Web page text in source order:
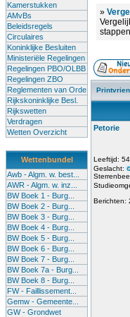
Kamerstukken
AMvBs
Beleidsregels
Circulaires
Koninklijke Besluiten
Ministeriële Regelingen
Regelingen PBO/OLBB
Regelingen ZBO
Reglementen van Orde
Rijkskoninklijke Besl.
Rijkswetten
Verdragen
Wetten Overzicht
Wettenbundel
Awb - Algm. w. best...
AWR - Algm. w. inz...
BW Boek 1 - Burg...
BW Boek 2 - Burg...
BW Boek 3 - Burg...
BW Boek 4 - Burg...
BW Boek 5 - Burg...
BW Boek 6 - Burg...
BW Boek 7 - Burg...
BW Boek 7a - Burg...
BW Boek 8 - Burg...
FW - Faillissement...
Gemw - Gemeente...
GW - Grondwet
»
Petorie
Leeftijd: 54
Geslacht:
Berichten: